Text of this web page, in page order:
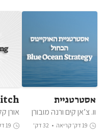
אסטרטגיית
האוקיינוס הכחול
וו. צ’אן קים ורנה מובורן
•
32 דק'
אורן